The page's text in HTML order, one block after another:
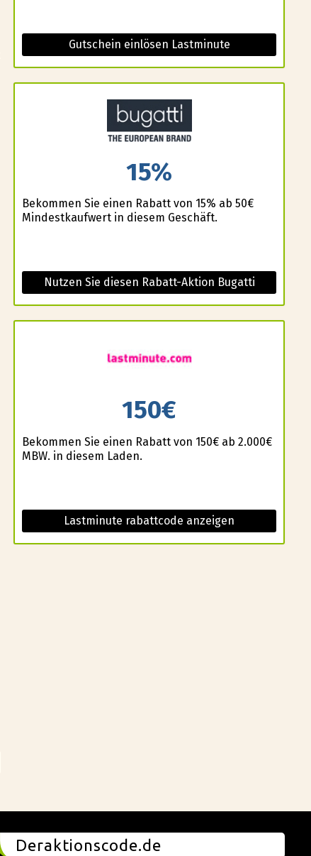
Gutschein einlösen Lastminute
15%
Bekommen Sie einen Rabatt von 15% ab 50€
Mindestkaufwert in diesem Geschäft.
Nutzen Sie diesen Rabatt-Aktion Bugatti
150€
Bekommen Sie einen Rabatt von 150€ ab 2.000€
MBW. in diesem Laden.
Lastminute rabattcode anzeigen
Deraktionscode.de